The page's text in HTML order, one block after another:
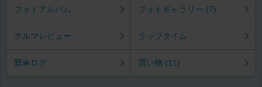
フォトアルバム フォトギャラリー (7)
クルマレビュー ラップタイム
愛車ログ 買い物 (11)